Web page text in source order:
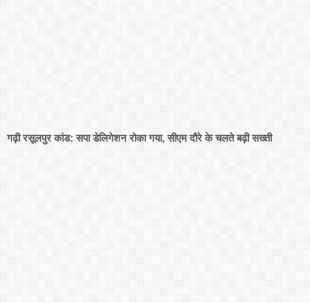
गढ़ी रसूलपुर कांड: सपा डेलिगेशन रोका गया, सीएम दौरे के चलते बढ़ी सख्ती